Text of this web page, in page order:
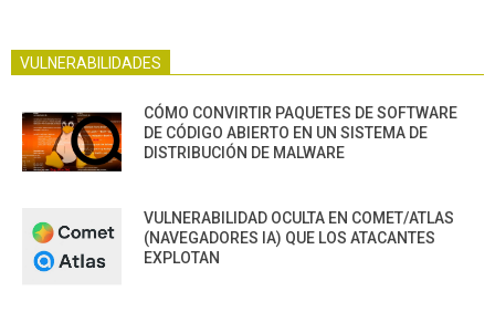
VULNERABILIDADES
CÓMO CONVIRTIR PAQUETES DE SOFTWARE
DE CÓDIGO ABIERTO EN UN SISTEMA DE
DISTRIBUCIÓN DE MALWARE
VULNERABILIDAD OCULTA EN COMET/ATLAS
(NAVEGADORES IA) QUE LOS ATACANTES
EXPLOTAN